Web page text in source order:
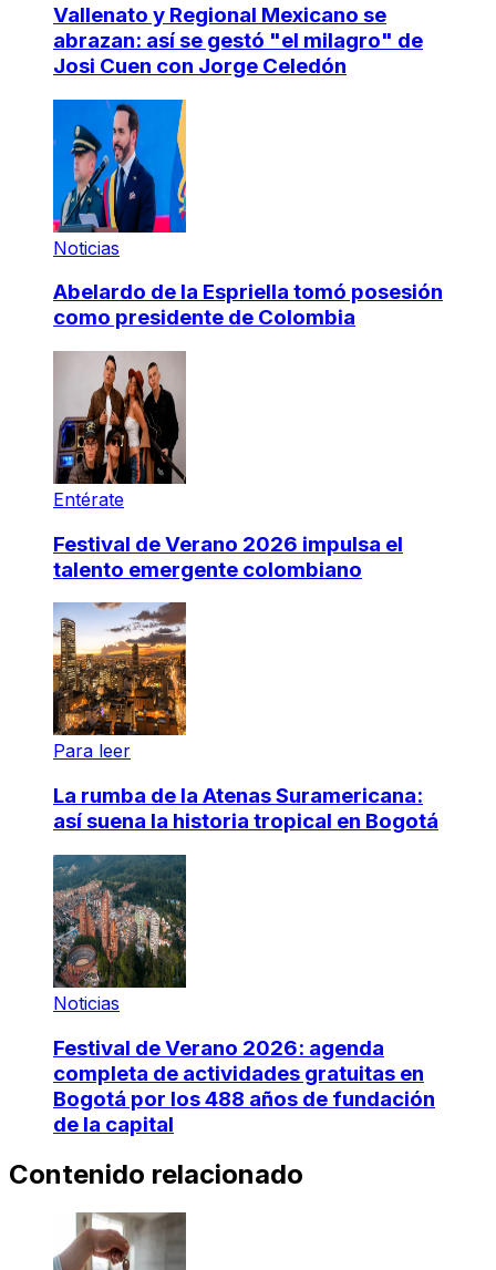
Vallenato y Regional Mexicano se
abrazan: así se gestó "el milagro" de
Josi Cuen con Jorge Celedón
Noticias
Abelardo de la Espriella tomó posesión
como presidente de Colombia
Entérate
Festival de Verano 2026 impulsa el
talento emergente colombiano
Para leer
La rumba de la Atenas Suramericana:
así suena la historia tropical en Bogotá
Noticias
Festival de Verano 2026: agenda
completa de actividades gratuitas en
Bogotá por los 488 años de fundación
de la capital
Contenido relacionado